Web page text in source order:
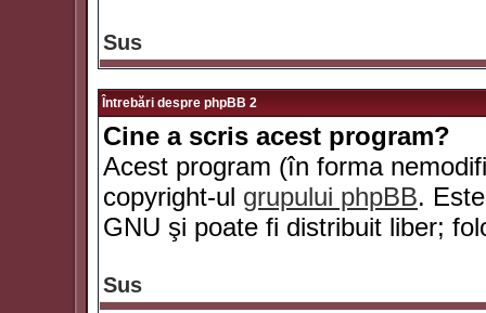
Sus
Întrebări despre phpBB 2
Cine a scris acest program?
Acest program (în forma
copyright-ul grupului phpBB.
GNU şi poate fi distribuit liber;
Sus